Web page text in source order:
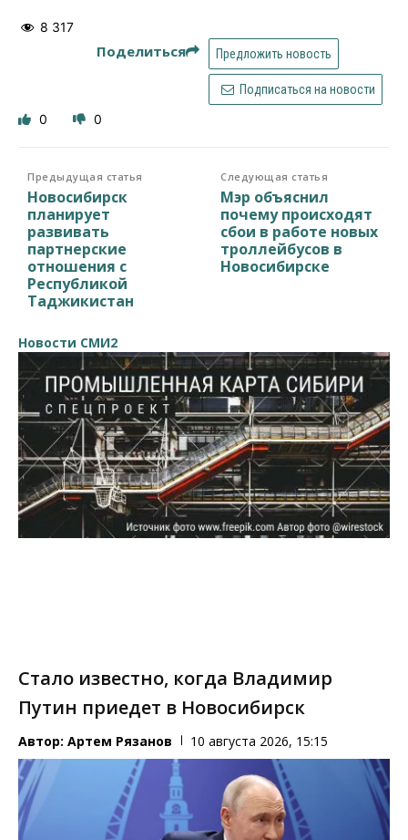
8 317
Поделиться Предложить новость
Подписаться на новости
0 0
Предыдущая статья
Новосибирск
планирует
развивать
партнерские
отношения с
Республикой
Таджикистан
Следующая статья
Мэр объяснил
почему происходят
сбои в работе новых
троллейбусов в
Новосибирске
Новости СМИ2
Стало известно, когда Владимир
Путин приедет в Новосибирск
Автор: Артем Рязанов 10 августа 2026, 15:15